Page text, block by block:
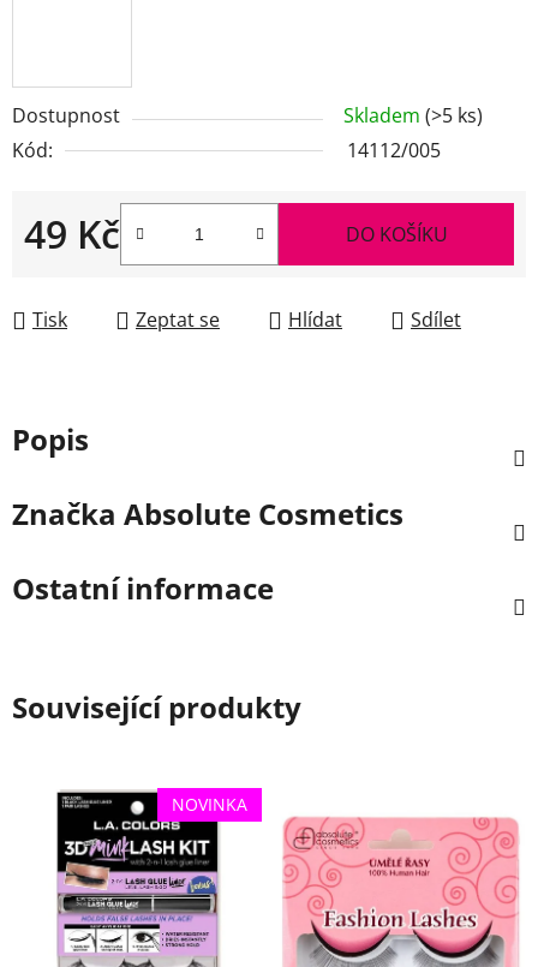
Dostupnost Skladem (>5 ks)
Kód:
14112/005
49 Kč
Měrná cena:
DO KOŠÍKU
Tisk Zeptat se Hlídat Sdílet
Popis
Značka Absolute Cosmetics
Ostatní informace
Související produkty
NOVINKA